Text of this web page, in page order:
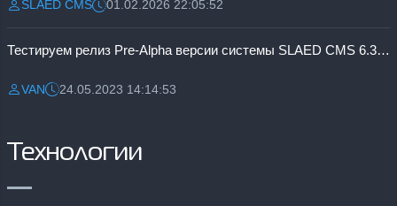
Разместил:
SLAED CMSДата:01.02.2026 22:05:52
Тестируем релиз Pre-Alpha версии системы SLAED CMS 6.3 Pro
Разместил:
VANДата:24.05.2023 14:14:53
Технологии